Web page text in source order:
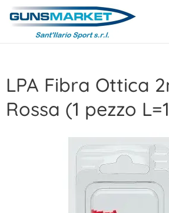
LPA Fibra Ottica
Rossa (1 pezzo